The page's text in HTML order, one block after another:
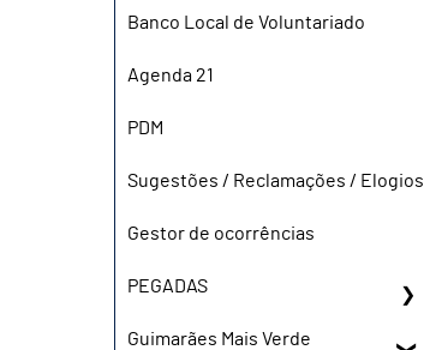
Banco Local de Voluntariado
Agenda 21
PDM
Sugestões / Reclamações / Elogios
Gestor de ocorrências
PEGADAS
Guimarães Mais Verde